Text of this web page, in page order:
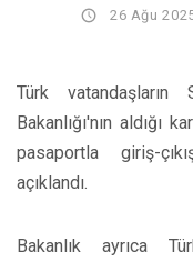
26 Ağu
Türk
Bakanlığı'nın aldığı
pasaportla giriş-
açıklandı.
Bakanlık ayrıca